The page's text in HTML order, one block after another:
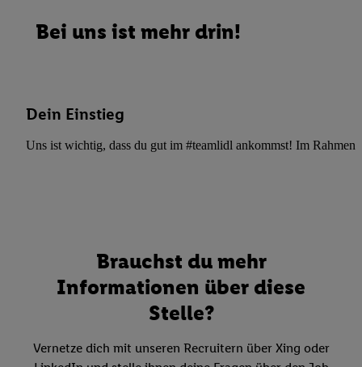
Bei uns ist mehr drin!
Dein Einstieg
Uns ist wichtig, dass du gut im #teamlidl ankommst! Im Rahmen
Brauchst du mehr
Informationen über diese
Stelle?
Vernetze dich mit unseren Recruitern über Xing oder